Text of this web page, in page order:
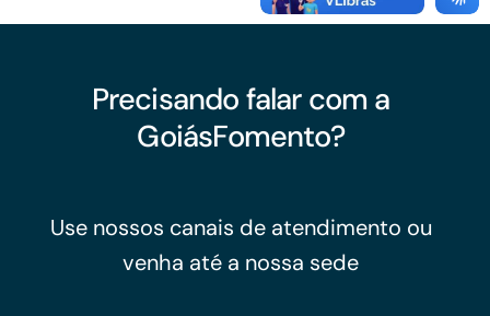
Precisando falar com a
GoiásFomento?
Use nossos canais de atendimento ou
venha até a nossa sede